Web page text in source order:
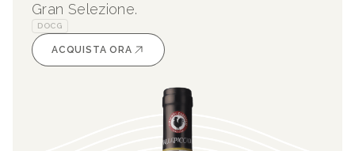
Gran Selezione.
DOCG
ACQUISTA ORA